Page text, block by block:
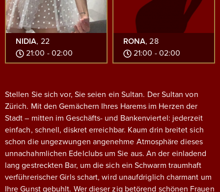
NIDIA, 22
21:00 - 02:00
RONA, 28
21:00 - 02:00
Stellen Sie sich vor, Sie seien ein Sultan. Der Sultan von
Zürich. Mit den Gemächern Ihres Harems im Herzen der
Stadt – mitten im Geschäfts- und Bankenviertel: jederzeit
einfach, schnell, diskret erreichbar. Kaum drin breitet sich
schon die ungezwungen angenehme Atmosphäre dieses
unnachahmlichen Edelclubs um Sie aus. An der einladend
lang gestreckten Bar, um die sich ein Schwarm traumhaft
verführerischer Girls schart, wird unaufdriglich charmant um
Ihre Gunst gebuhlt. Wer dieser zig betörend schönen Frauen